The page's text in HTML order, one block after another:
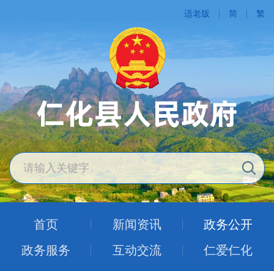
适老版 简 繁
首页 新闻资讯
政务公开
政务服务
互动交流 仁爱仁化